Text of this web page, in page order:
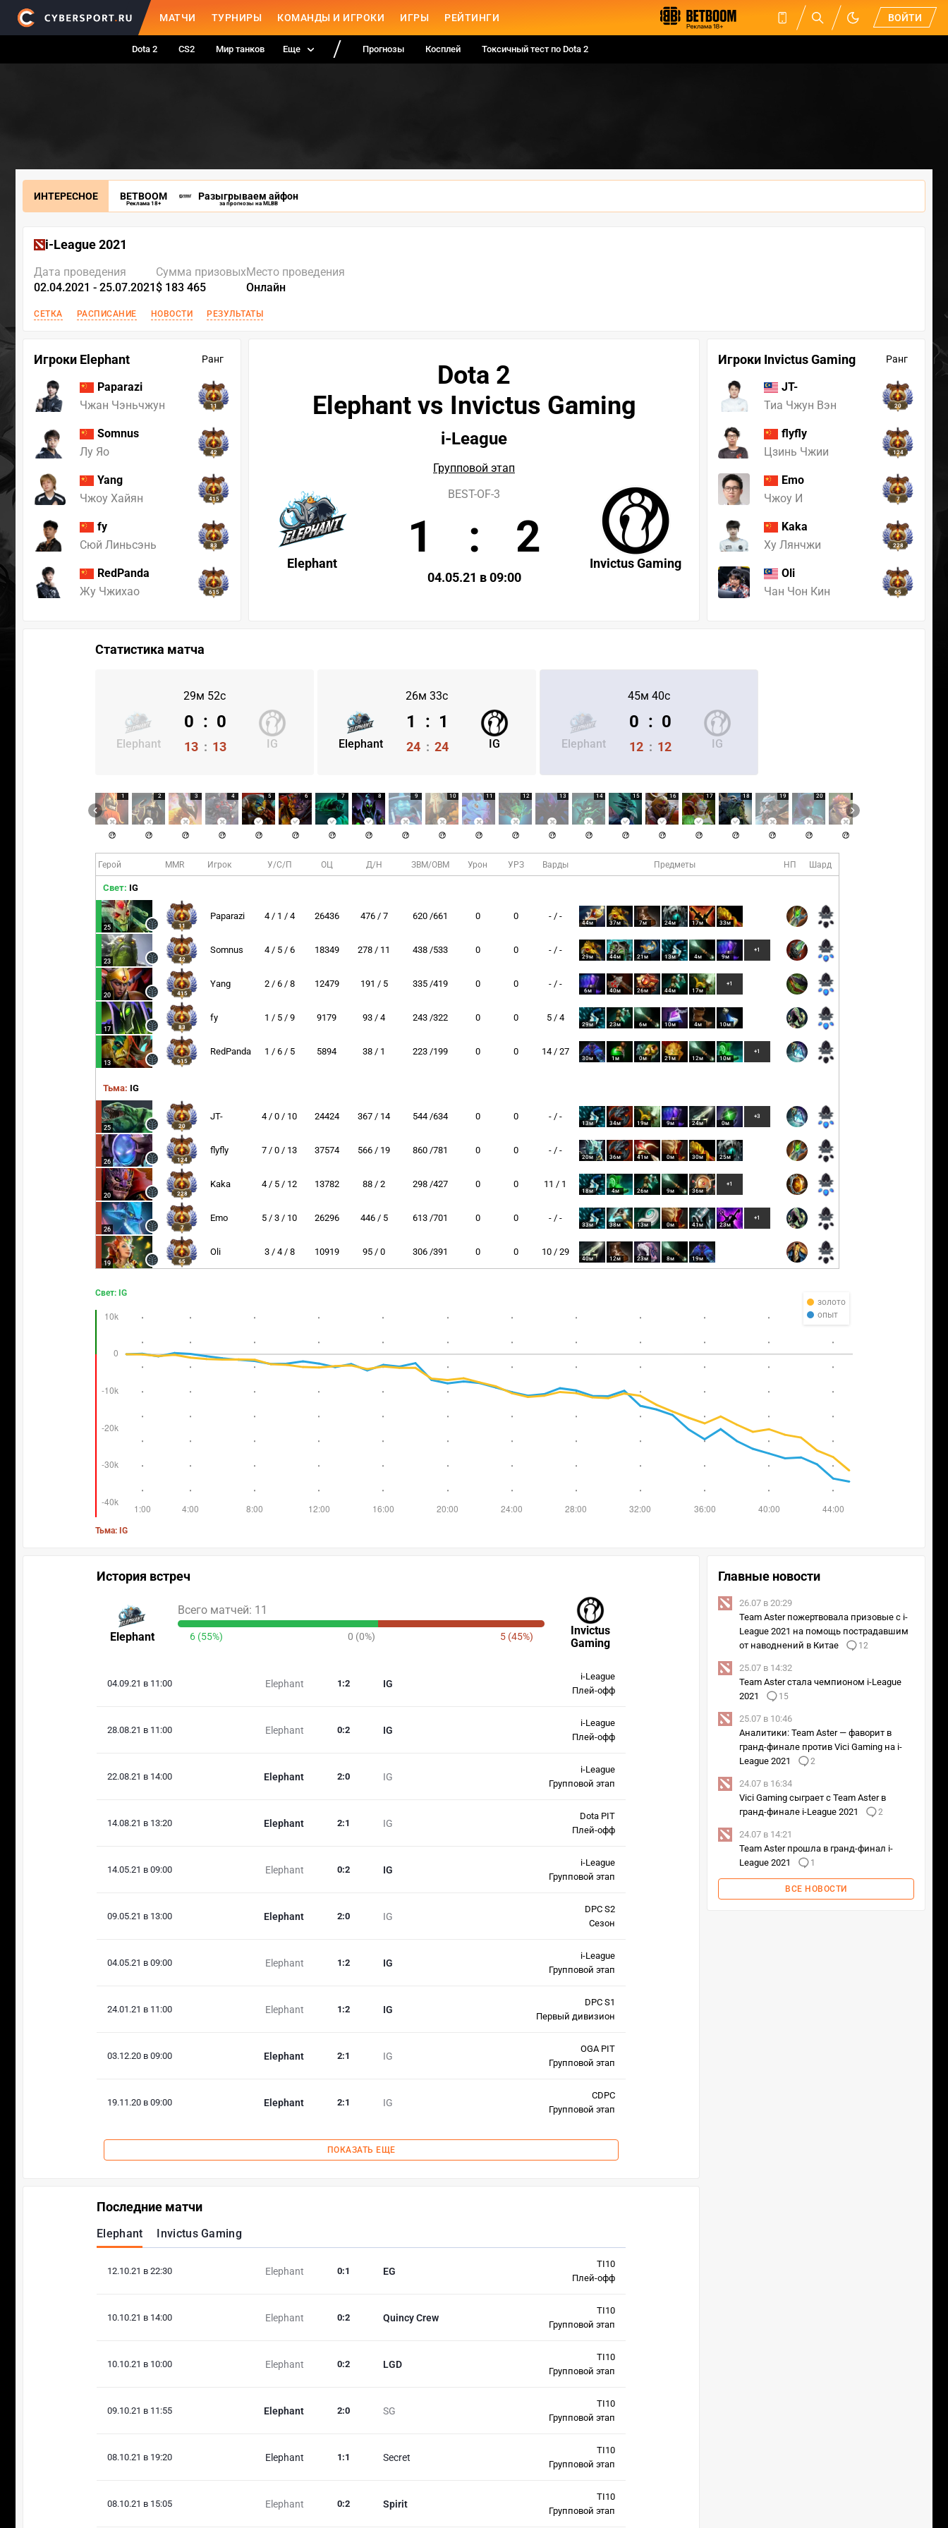
МАТЧИ ТУРНИРЫ КОМАНДЫ И ИГРОКИ ИГРЫ РЕЙТИНГИ ВОЙТИ
Dota 2 CS2 Мир танков Еще Прогнозы Косплей Токсичный тест по Dota 2
ИНТЕРЕСНОЕ BETBOOM
Реклама 18+
Разыгрываем айфон
за прогнозы на MLBB
i-League 2021
Дата проведения
02.04.2021 - 25.07.2021
Сумма призовых
$ 183 465
Место проведения
Онлайн
СЕТКА РАСПИСАНИЕ НОВОСТИ РЕЗУЛЬТАТЫ
Игроки Elephant Ранг
Paparazi
Чжан Чэньчжун
11
Somnus
Лу Яо
42
Yang
Чжоу Хайян
415
fy
Сюй Линьсэнь
83
RedPanda
Жу Чжихао
615
Игроки Invictus Gaming Ранг
JT-
Тиа Чжун Вэн
20
flyfly
Цзинь Чжии
124
Emo
Чжоу И
7
Kaka
Ху Лянчжи
228
Oli
Чан Чон Кин
65
Dota 2
Elephant vs Invictus Gaming
i-League
Групповой этап
Elephant Invictus Gaming
BEST-OF-3
1 : 2
04.05.21 в 09:00
Статистика матча
29м 52с
Elephant IG
0 : 0
13 : 13
26м 33с
Elephant IG
1 : 1
24 : 24
45м 40с
Elephant IG
0 : 0
12 : 12
1 2 3 4 5 6 7 8 9 10 11 12 13 14 15 16 17 18 19 20
Герой MMR Игрок У/С/П ОЦ Д/Н ЗВМ/ОВМ Урон УРЗ Варды Предметы НП Шард
Свет: IG
25 11
Paparazi 4 / 1 / 4 26436 476 / 7 620 /661 0 0 - / -
44м 37м 7м 24м 17м 33м
23 42
Somnus 4 / 5 / 6 18349 278 / 11 438 /533 0 0 - / -
29м 44м 21м 13м 4м 9м
+1
20 415
Yang 2 / 6 / 8 12479 191 / 5 335 /419 0 0 - / -
6м 40м 26м 44м 17м
+1
17 83
fy 1 / 5 / 9 9179 93 / 4 243 /322 0 0 5 / 4
29м 23м 6м 10м 4м 10м
13 615
RedPanda 1 / 6 / 5 5894 38 / 1 223 /199 0 0 14 / 27
30м 1м 0м 21м 12м 10м
+1
Тьма: IG
25 20
JT- 4 / 0 / 10 24424 367 / 14 544 /634 0 0 - / -
13м 34м 19м 9м 24м 0м
+3
26 124
flyfly 7 / 0 / 13 37574 566 / 19 860 /781 0 0 - / -
20м 36м 41м 0м 30м 25м
20 228
Kaka 4 / 5 / 12 13782 88 / 2 298 /427 0 0 11 / 1
18м 4м 26м 9м 36м
+1
26 7
Emo 5 / 3 / 10 26296 446 / 5 613 /701 0 0 - / -
33м 38м 13м 0м 41м 23м
+1
19 65
Oli 3 / 4 / 8 10919 95 / 0 306 /391 0 0 10 / 29
40м 12м 23м 8м 19м
золото
опыт
Свет: IG
Тьма: IG
История встреч
Elephant
Invictus
Gaming
Всего матчей: 11
6 (55%) 0 (0%) 5 (45%)
04.09.21 в 11:00 Elephant IG
1 :2
i-League
Плей-офф
28.08.21 в 11:00 Elephant IG
0:2
i-League
Плей-офф
22.08.21 в 14:00 Elephant IG
2:0
i-League
Групповой этап
14.08.21 в 13:20 Elephant IG
2:1
Dota PIT
Плей-офф
14.05.21 в 09:00 Elephant IG
0:2
i-League
Групповой этап
09.05.21 в 13:00 Elephant IG
2:0
DPC S2
Сезон
04.05.21 в 09:00 Elephant IG
1 :2
i-League
Групповой этап
24.01.21 в 11:00 Elephant IG
1 :2
DPC S1
Первый дивизион
03.12.20 в 09:00 Elephant IG
2:1
OGA PIT
Групповой этап
19.11.20 в 09:00 Elephant IG
2:1
CDPC
Групповой этап
ПОКАЗАТЬ ЕЩЕ
Последние матчи
Elephant Invictus Gaming
12.10.21 в 22:30 Elephant EG
0:1
TI10
Плей-офф
10.10.21 в 14:00 Elephant Quincy Crew
0:2
TI10
Групповой этап
10.10.21 в 10:00 Elephant LGD
0:2
TI10
Групповой этап
09.10.21 в 11:55 Elephant SG
2:0
TI10
Групповой этап
08.10.21 в 19:20 Elephant Secret
1 :1
TI10
Групповой этап
08.10.21 в 15:05 Elephant Spirit
0:2
TI10
Групповой этап
Главные новости
26.07 в 20:29
Team Aster пожертвовала призовые с i-
League 2021 на помощь пострадавшим
от наводнений в Китае
12
25.07 в 14:32
Team Aster стала чемпионом i-League
2021
15
25.07 в 10:46
Аналитики: Team Aster — фаворит в
гранд-финале против Vici Gaming на i-
League 2021
2
24.07 в 16:34
Vici Gaming сыграет с Team Aster в
гранд-финале i-League 2021
2
24.07 в 14:21
Team Aster прошла в гранд-финал i-
League 2021
1
ВСЕ НОВОСТИ